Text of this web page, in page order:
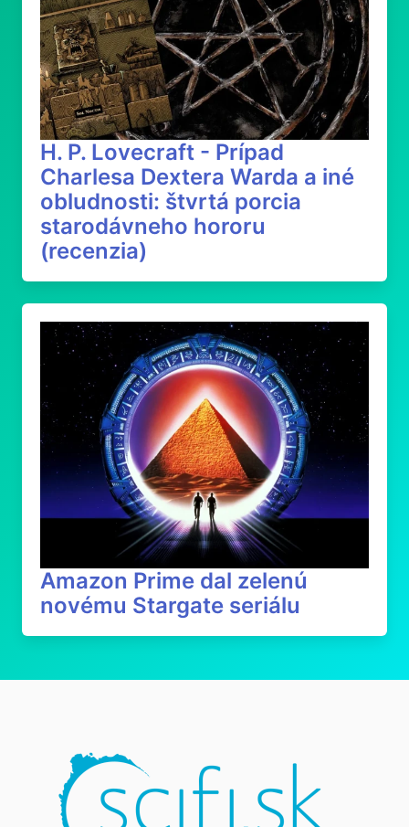
H. P. Lovecraft - Prípad
Charlesa Dextera Warda a iné
obludnosti: štvrtá porcia
starodávneho hororu
(recenzia)
Amazon Prime dal zelenú
novému Stargate seriálu